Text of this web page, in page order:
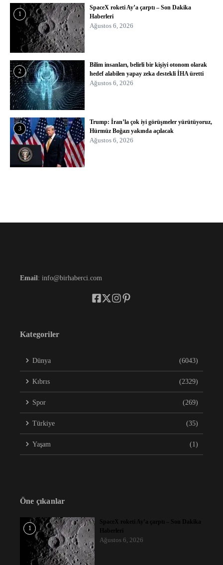
1
SpaceX roketi Ay’a çarptı – Son Dakika
Haberleri
Ağustos 6, 2026
2
Bilim insanları, belirli bir kişiyi otonom olarak
hedef alabilen yapay zeka destekli İHA üretti
Ağustos 6, 2026
3
Trump: İran’la çok iyi görüşmeler yürütüyoruz,
Hürmüz Boğazı yakında açılacak
Ağustos 6, 2026
Email : info@birhaberci.com
Kategoriler
Dünya (6043)
Kıbrıs (2329)
Spor (269)
Türkiye (35)
Yaşam (1)
Öne çıkanlar
1
SpaceX roketi Ay’a çarptı – Son Dakika
Haberleri
Ağustos 6, 2026